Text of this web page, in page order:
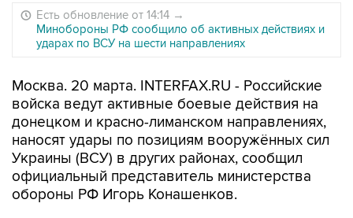
Есть обновление от 14:14 →
Минобороны РФ сообщило об активных действиях и
ударах по ВСУ на шести направлениях
Москва. 20 марта. INTERFAX.RU - Российские
войска ведут активные боевые действия на
донецком и красно-лиманском направлениях,
наносят удары по позициям вооружённых сил
Украины (ВСУ) в других районах, сообщил
официальный представитель министерства
обороны РФ Игорь Конашенков.